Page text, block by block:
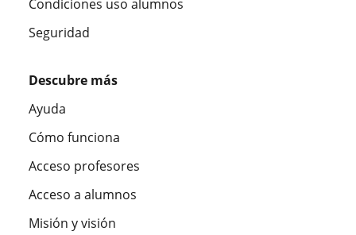
Condiciones uso alumnos
Seguridad
Descubre más
Ayuda
Cómo funciona
Acceso profesores
Acceso a alumnos
Misión y visión